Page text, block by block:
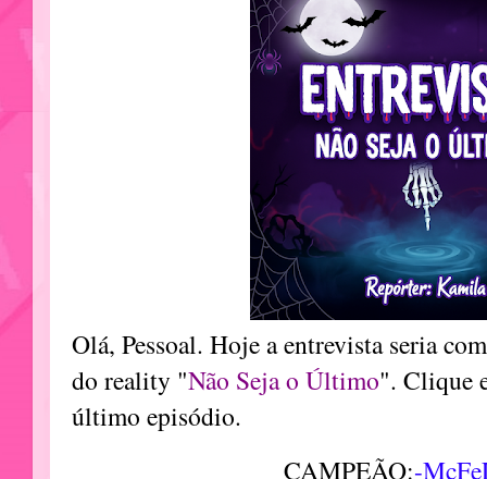
Olá, Pessoal. Hoje a entrevista seria
do reality "Não Seja o Último". Clique
último episódio.
CAMPEÃO:-